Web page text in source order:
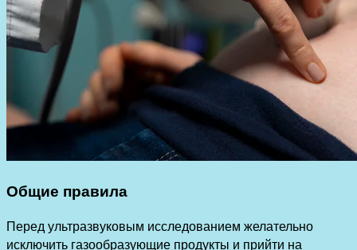
Общие правила
Перед ультразвуковым исследованием желательно
исключить газообразующие продукты и прийти на